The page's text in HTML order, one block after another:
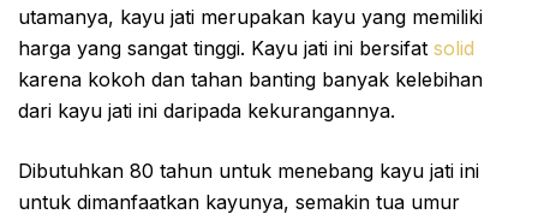
utamanya, kayu jati merupakan kayu yang memiliki
harga yang sangat tinggi. Kayu jati ini bersifat solid
karena kokoh dan tahan banting banyak kelebihan
dari kayu jati ini daripada kekurangannya.
Dibutuhkan 80 tahun untuk menebang kayu jati ini
untuk dimanfaatkan kayunya, semakin tua umur